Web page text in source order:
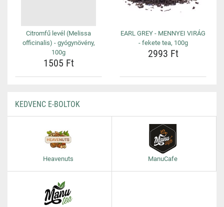
Citromfű levél (Melissa
officinalis) - gyógynövény,
100g
1505 Ft
EARL GREY - MENNYEI VIRÁG
- fekete tea, 100g
2993 Ft
KEDVENC E-BOLTOK
Heavenuts ManuCafe